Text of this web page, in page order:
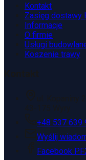
Kontakt
Zasięg dostawy
Informacje
O firmie
Usługi
Koszenie trawy
+48 537 639
Wyślij
Facebook